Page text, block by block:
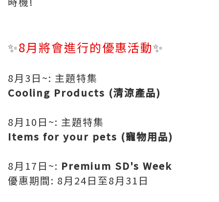
✨8月將會進行的優惠活動✨
8月3日~: 主題特集
Cooling Products (清涼產品)
8月10日~: 主題特集
Items for your pets (寵物用品)
8月17日~: Premium SD's Week
優惠期間: 8月24日至8月31日